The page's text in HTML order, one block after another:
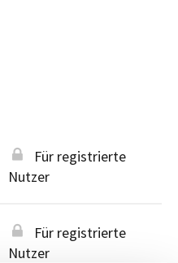
Für registrierte
Nutzer
Für registrierte
Nutzer